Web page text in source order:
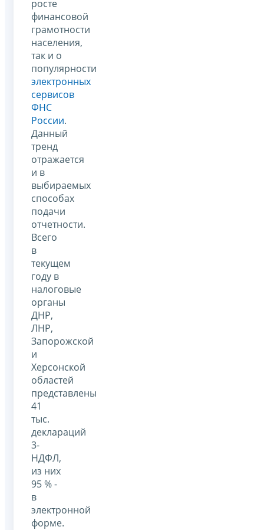
росте
финансовой
грамотности
населения,
так и о
популярности
электронных
сервисов
ФНС
России.
Данный
тренд
отражается
и в
выбираемых
способах
подачи
отчетности.
Всего
в
текущем
году в
налоговые
органы
ДНР,
ЛНР,
Запорожской
и
Херсонской
областей
представлены
41
тыс.
деклараций
3-
НДФЛ,
из них
95 % -
в
электронной
форме.